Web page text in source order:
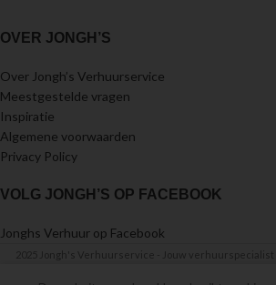
OVER JONGH’S
Over Jongh’s Verhuurservice
Meestgestelde vragen
Inspiratie
Algemene voorwaarden
Privacy Policy
VOLG JONGH’S OP FACEBOOK
Jonghs Verhuur op Facebook
2025 Jongh's Verhuurservice - Jouw verhuurspecialist